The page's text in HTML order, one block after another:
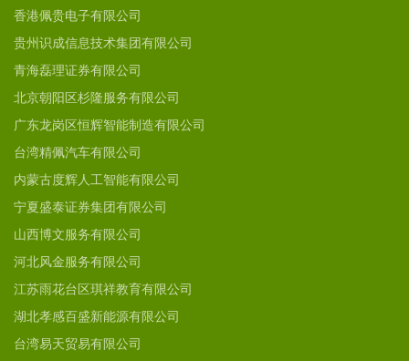
香港佩贵电子有限公司
贵州识成信息技术集团有限公司
青海磊理证券有限公司
北京朝阳区杉隆服务有限公司
广东龙岗区恒辉智能制造有限公司
台湾精佩汽车有限公司
内蒙古度辉人工智能有限公司
宁夏盛泰证券集团有限公司
山西博文服务有限公司
河北风金服务有限公司
江苏雨花台区琪祥教育有限公司
湖北孝感百盛新能源有限公司
台湾易天贸易有限公司